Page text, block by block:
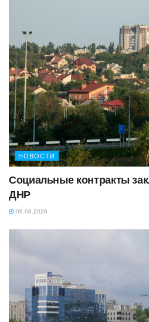
НОВОСТИ
Социальные контракты
ДНР
06.08.2026